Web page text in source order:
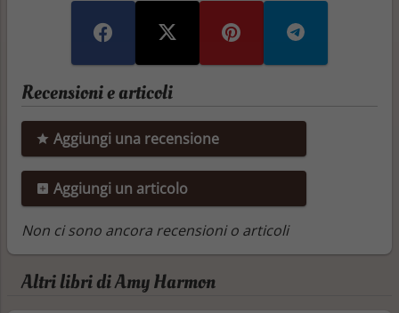
Recensioni e articoli
Aggiungi una recensione
Aggiungi un articolo
Non ci sono ancora recensioni o articoli
Altri libri di Amy Harmon